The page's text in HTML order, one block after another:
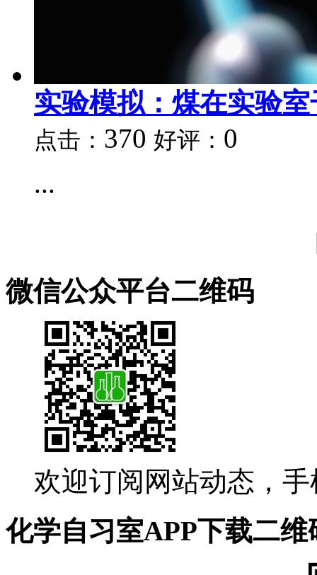
实验模拟：煤在实验室
点击： 370 好评： 0
...
微信公众平台二维码
欢迎订阅网站动态，
化学自习室APP下载二维